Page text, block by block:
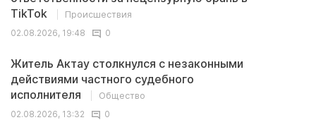
TikTok
Происшествия
02.08.2026, 19:48
0
Житель Актау столкнулся с незаконными
действиями частного судебного
исполнителя
Общество
02.08.2026, 13:32
0